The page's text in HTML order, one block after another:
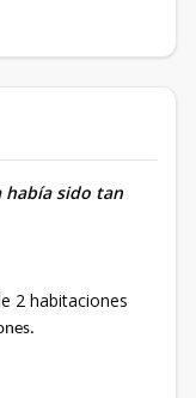
había sido tan
2 habitaciones